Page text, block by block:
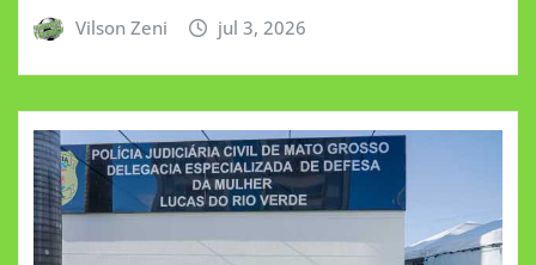
Vilson Zeni jul 3, 2026